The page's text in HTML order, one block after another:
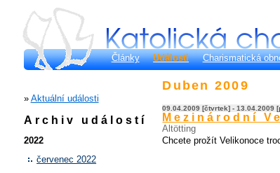
Články Události Charismatická
» Aktuální události
Archiv událostí
2022
červenec 2022
Duben 2009
09.04.2009 [čtvrtek] - 13.04.2009
Mezinárodní
Altötting
Chcete prožít Velikonoce